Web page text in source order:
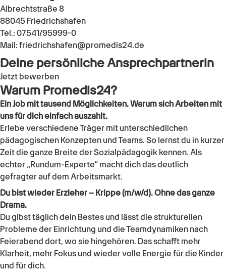
Albrechtstraße 8
88045 Friedrichshafen
Tel.: 07541/95999-0
Mail: friedrichshafen@promedis24.de
Deine persönliche Ansprechpartnerin
Jetzt bewerben
Warum Promedis24?
Ein Job mit tausend Möglichkeiten. Warum sich Arbeiten mit
uns für dich einfach auszahlt.
Erlebe verschiedene Träger mit unterschiedlichen
pädagogischen Konzepten und Teams. So lernst du in kurzer
Zeit die ganze Breite der Sozialpädagogik kennen. Als
echter „Rundum-Experte“ macht dich das deutlich
gefragter auf dem Arbeitsmarkt.
Du bist wieder Erzieher – Krippe (m/w/d). Ohne das ganze
Drama.
Du gibst täglich dein Bestes und lässt die strukturellen
Probleme der Einrichtung und die Teamdynamiken nach
Feierabend dort, wo sie hingehören. Das schafft mehr
Klarheit, mehr Fokus und wieder volle Energie für die Kinder
und für dich.